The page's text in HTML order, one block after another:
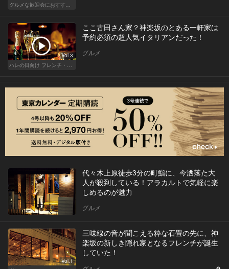
グルメな歓迎会におすすめな東京の人気店
Vol.3
ハレの日向け フレンチ・高級店
ここ古田さん家？神楽坂のとある一軒家は
予約必須の超人気イタリアンだった！
グルメ
代々木上原徒歩3分の町鮨に、今洒落た大
人が殺到している！アラカルトで気軽に楽
しめるのが魅力
グルメ
Vol.1
三味線の音が聞こえる粋な石畳の先に、神
楽坂の新しき隠れ家となるフレンチが誕生
していた！